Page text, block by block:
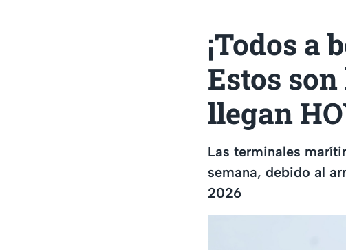
¡Todos a
Estos son
llegan
Las terminales
semana, debido al
2026